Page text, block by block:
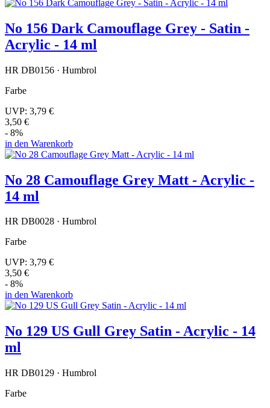
No 156 Dark Camouflage Grey - Satin -
Acrylic - 14 ml
HR DB0156 · Humbrol
Farbe
UVP: 3,79 €
3,50 €
- 8%
in den Warenkorb
No 28 Camouflage Grey Matt - Acrylic -
14 ml
HR DB0028 · Humbrol
Farbe
UVP: 3,79 €
3,50 €
- 8%
in den Warenkorb
No 129 US Gull Grey Satin - Acrylic - 14
ml
HR DB0129 · Humbrol
Farbe